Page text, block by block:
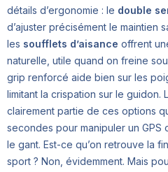
détails d’ergonomie : le double
d’ajuster précisément le maintien
les soufflets d’aisance offrent
naturelle, utile quand on freine
grip renforcé aide bien sur les
limitant la crispation sur le guidon.
clairement partie de ces options
secondes pour manipuler un GPS
le gant. Est-ce qu’on retrouve la
sport ? Non, évidemment. Mais